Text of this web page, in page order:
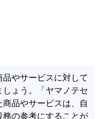
品やサービスに対して
ょう。「ヤマノテセ
品やサービスは、自
の参考にすることが